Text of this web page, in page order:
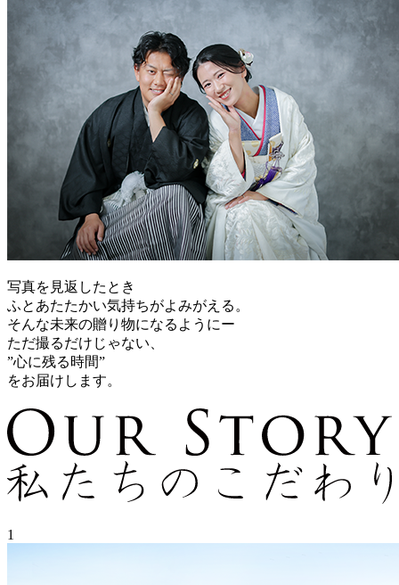
写真を見返したとき
ふとあたたかい気持ちがよみがえる。
そんな未来の贈り物になるようにー
ただ撮るだけじゃない、
”心に残る時間”
をお届けします。
1